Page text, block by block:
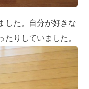
した。自分が好きな
たりしていました。